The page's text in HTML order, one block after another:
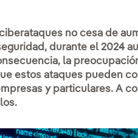
no cesa de
durante el 2024
la
estos ataques pueden
y particulares. A